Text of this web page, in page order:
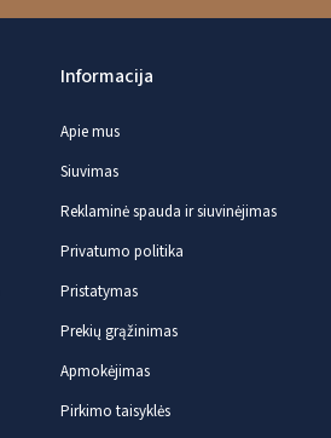
Informacija
Apie mus
Siuvimas
Reklaminė spauda ir siuvinėjimas
Privatumo politika
Pristatymas
Prekių grąžinimas
Apmokėjimas
Pirkimo taisyklės